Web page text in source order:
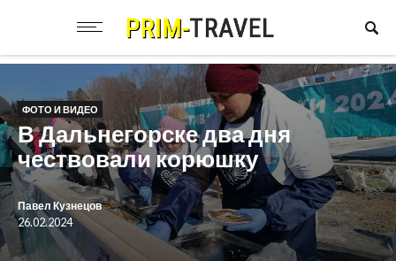
ФОТО И ВИДЕО
В Дальнегорске два дня
чествовали корюшку
Павел Кузнецов
26.02.2024